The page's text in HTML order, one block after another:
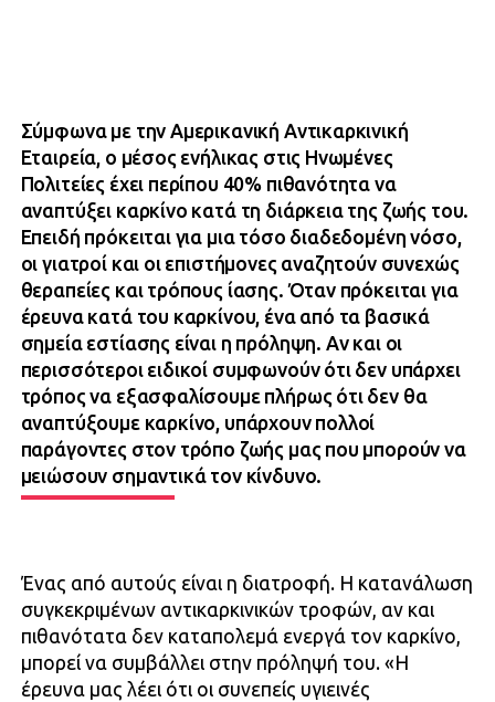
Σύμφωνα με την Αμερικανική Αντικαρκινική
Εταιρεία, ο μέσος ενήλικας στις Ηνωμένες
Πολιτείες έχει περίπου 40% πιθανότητα να
αναπτύξει καρκίνο κατά τη διάρκεια της ζωής του.
Επειδή πρόκειται για μια τόσο διαδεδομένη νόσο,
οι γιατροί και οι επιστήμονες αναζητούν συνεχώς
θεραπείες και τρόπους ίασης. Όταν πρόκειται για
έρευνα κατά του καρκίνου, ένα από τα βασικά
σημεία εστίασης είναι η πρόληψη. Αν και οι
περισσότεροι ειδικοί συμφωνούν ότι δεν υπάρχει
τρόπος να εξασφαλίσουμε πλήρως ότι δεν θα
αναπτύξουμε καρκίνο, υπάρχουν πολλοί
παράγοντες στον τρόπο ζωής μας που μπορούν να
μειώσουν σημαντικά τον κίνδυνο.
Ένας από αυτούς είναι η διατροφή. Η κατανάλωση
συγκεκριμένων αντικαρκινικών τροφών, αν και
πιθανότατα δεν καταπολεμά ενεργά τον καρκίνο,
μπορεί να συμβάλλει στην πρόληψή του. «Η
έρευνα μας λέει ότι οι συνεπείς υγιεινές